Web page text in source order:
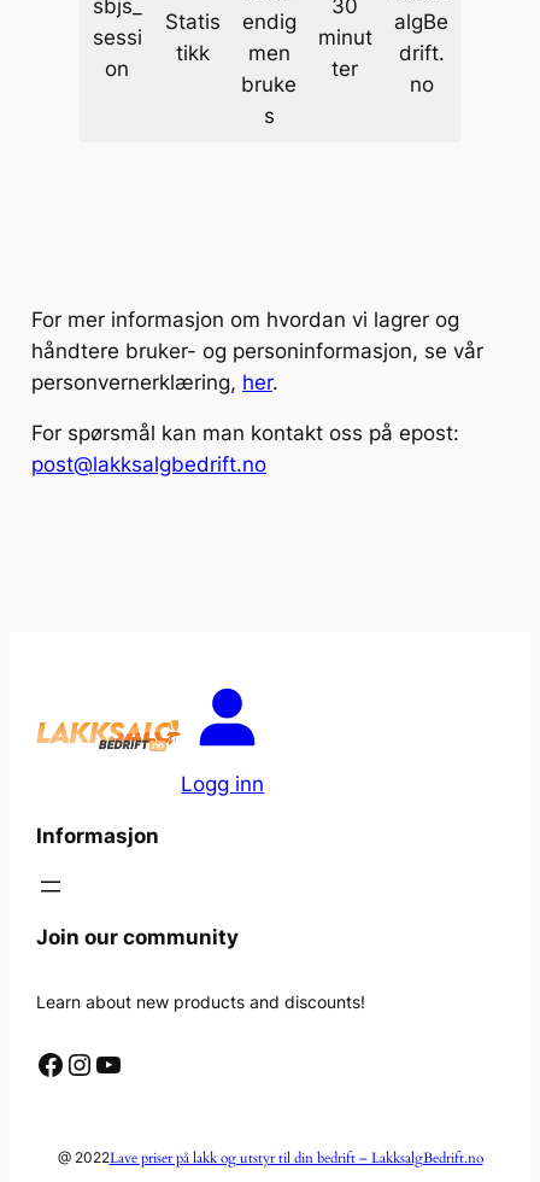
sbjs_
sessi
on
Statis
tikk
endig
men
bruke
s
30
minut
ter
algBe
drift.
no
For mer informasjon om hvordan vi lagrer og
håndtere bruker- og personinformasjon, se vår
personvernerklæring, her.
For spørsmål kan man kontakt oss på epost:
post@lakksalgbedrift.no
Logg inn
Informasjon
Join our community
Learn about new products and discounts!
Facebook InstagramYouTube
@ 2022Lave priser på lakk og utstyr til din bedrift – LakksalgBedrift.no